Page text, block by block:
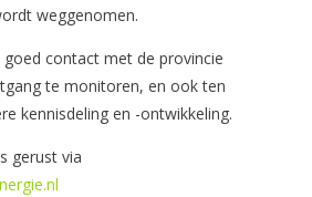
weggenomen.
goed contact met de provincie
te monitoren, en ook ten
kennisdeling en -ontwikkeling.
gerust via